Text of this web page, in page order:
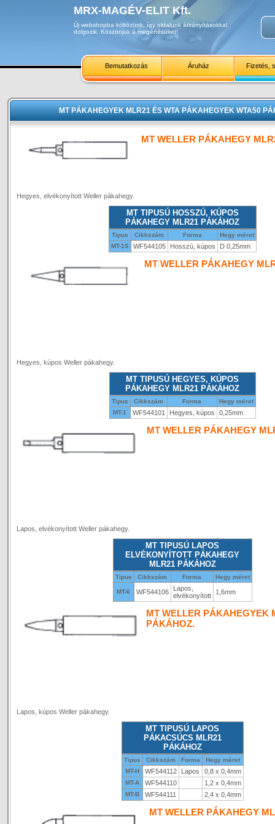
MRX-MAGÉV-ELIT Kft.
Új webshopba költözünk, így oldalunk átirányításokkal
dolgozik. Köszönjük a megértésüket!
Bemutatkozás Áruház Fizetés,
MT PÁKAHEGYEK MLR21 ÉS WTA PÁKAHEGYEK WTA50
MT WELLER PÁKAHEGY
Hegyes, elvékonyított Weller pákahegy.
MT TIPUSÚ HOSSZÚ, KÚPOS
PÁKAHEGY MLR21 PÁKÁHOZ
Tipus Cikkszám Forma
Hegy méret
MT-1S
WF544105 Hosszú, kúpos D 0,25mm
MT WELLER PÁKAHEGY
Hegyes, kúpos Weller pákahegy.
MT TIPUSÚ HEGYES, KÚPOS
PÁKAHEGY MLR21 PÁKÁHOZ
Tipus Cikkszám Forma
Hegy méret
MT-1
WF544101 Hegyes, kúpos 0,25mm
MT WELLER PÁKAHEGY
Lapos, elvékonyított Weller pákahegy.
MT TIPUSÚ LAPOS
ELVÉKONYÍTOTT PÁKAHEGY
MLR21 PÁKÁHOZ
Tipus Cikkszám Forma Hegy méret
MT-6 WF544106
Lapos,
elvékonyított
1,6mm
MT WELLER PÁKAHEGYEK
PÁKÁHOZ.
Lapos, kúpos Weller pákahegy.
MT TIPUSÚ LAPOS
PÁKACSÚCS MLR21
PÁKÁHOZ
Tipus Cikkszám Forma
Hegy méret
MT-H
WF544112 Lapos 0,8 x 0,4mm
MT-A WF544110 1,2 x 0,4mm
MT-B WF544111 2,4 x 0,4mm
MT WELLER PÁKAHEGY